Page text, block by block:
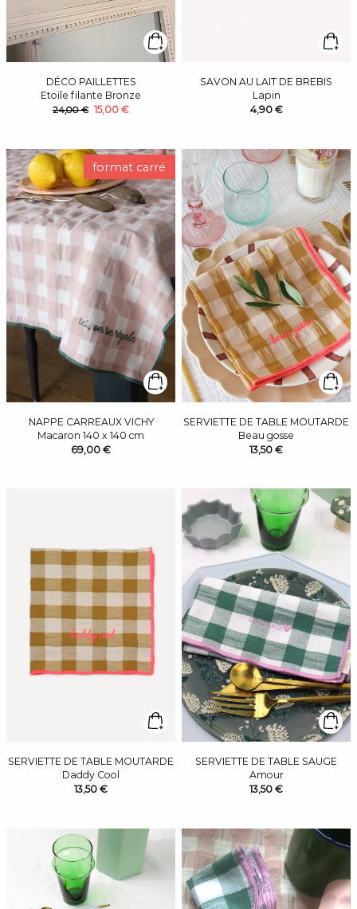
DÉCO PAILLETTES
Etoile filante Bronze
24,00 € 15,00 €
SAVON AU LAIT DE BREBIS
Lapin
4,90 €
NAPPE CARREAUX VICHY
Macaron 140 x 140 cm
69,00 €
format carré
SERVIETTE DE TABLE MOUTARDE
Beau gosse
13,50 €
SERVIETTE DE TABLE MOUTARDE
Daddy Cool
13,50 €
SERVIETTE DE TABLE SAUGE
Amour
13,50 €